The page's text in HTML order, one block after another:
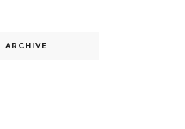
ARCHIVE